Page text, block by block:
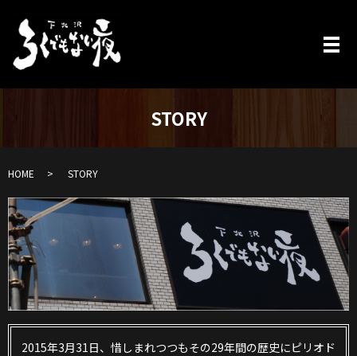
STORY
HOME STORY
2015年3月31日、惜しまれつつもその29年間の歴史にピリオド